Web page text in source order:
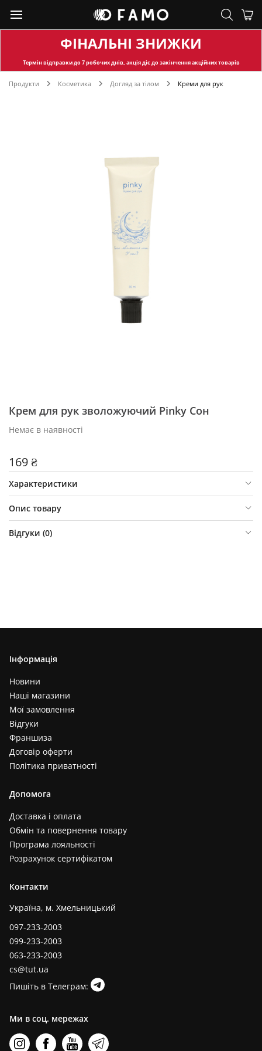
ФІНАЛЬНІ ЗНИЖКИ
Термін відправкидо 7 робочих днів, акція діє до закінчення акційних товарів
Продукти Косметика Догляд за тілом Креми для рук
Крем для рук зволожуючий Pinky Сон
Немає в наявності
169 ₴
Характеристики
Опис товару
Відгуки (0)
Інформація
Новини
Наші магазини
Мої замовлення
Відгуки
Франшиза
Договір оферти
Політика приватності
Допомога
Доставка і оплата
Обмін та повернення товару
Програма лояльності
Розрахунок сертифікатом
Контакти
Україна, м. Хмельницький
097-233-2003
099-233-2003
063-233-2003
cs@tut.ua
Пишіть в Телеграм:
Ми в соц. мережах